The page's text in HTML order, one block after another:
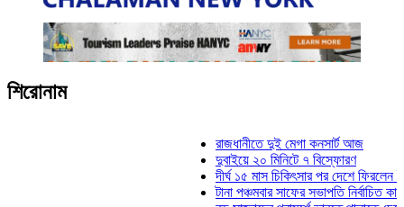
শিরোনাম
রাজধানীতে দুই মেগা কনসার্ট আজ
দুবাইয়ে ২০ মিনিটে ৭ বিস্ফোরণ
দীর্ঘ ১৫ মাস চিকিৎসার পর দেশে ফিরলেন ইলিয়াস
টানা পঞ্চমবার সাফের সভাপতি নির্বাচিত কাজী